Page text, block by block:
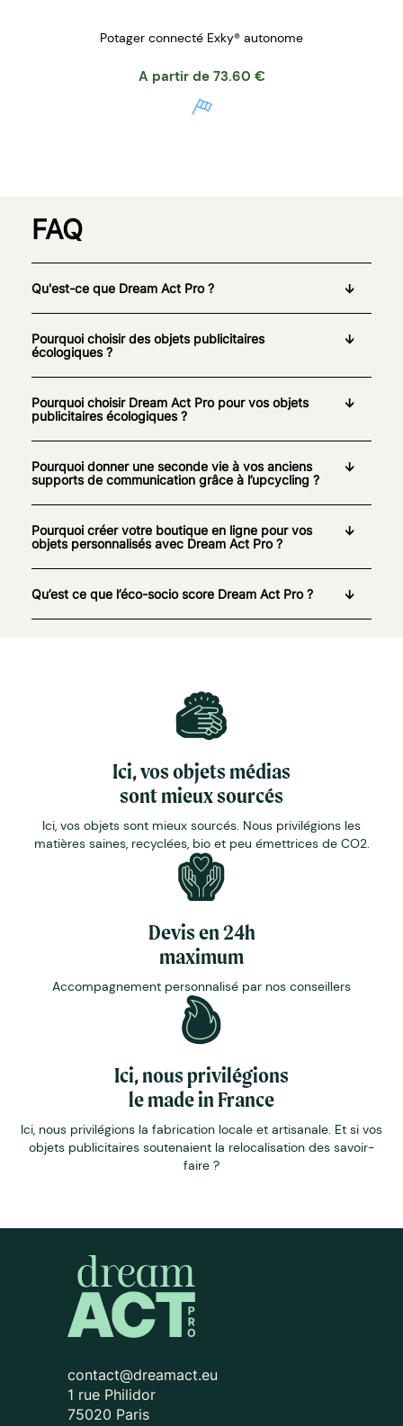
Potager connecté Exky® autonome
A partir de 73.60 €
FAQ
Qu'est-ce que Dream Act Pro ?
Pourquoi choisir des objets publicitaires
écologiques ?
Pourquoi choisir Dream Act Pro pour vos objets
publicitaires écologiques ?
Pourquoi donner une seconde vie à vos anciens
supports de communication grâce à l’upcycling ?
Pourquoi créer votre boutique en ligne pour vos
objets personnalisés avec Dream Act Pro ?
Qu’est ce que l’éco-socio score Dream Act Pro ?
Ici, vos objets médias
sont mieux sourcés
Ici, vos objets sont mieux sourcés. Nous privilégions les
matières saines, recyclées, bio et peu émettrices de CO2.
Devis en 24h
maximum
Accompagnement personnalisé par nos conseillers
Ici, nous privilégions
le made in France
Ici, nous privilégions la fabrication locale et artisanale. Et si vos
objets publicitaires soutenaient la relocalisation des savoir-
faire ?
contact@dreamact.eu
1 rue Philidor
75020 Paris